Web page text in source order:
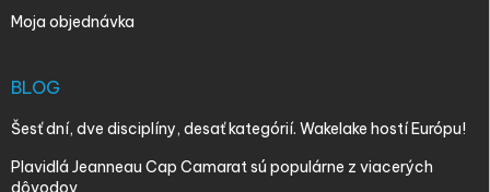
Moja objednávka
BLOG
Šesť dní, dve disciplíny, desať kategórií. Wakelake hostí Európu!
Plavidlá Jeanneau Cap Camarat sú populárne z viacerých